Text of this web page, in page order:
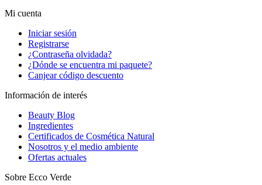
Mi cuenta
Iniciar sesión
Registrarse
¿Contraseña olvidada?
¿Dónde se encuentra mi paquete?
Canjear código descuento
Información de interés
Beauty Blog
Ingredientes
Certificados de Cosmética Natural
Nosotros y el medio ambiente
Ofertas actuales
Sobre Ecco Verde